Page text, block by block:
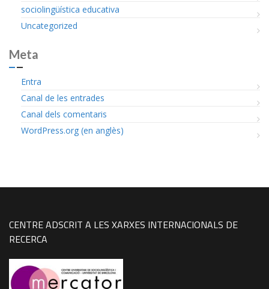
sociolingüística educativa
Uncategorized
Meta
Entra
Canal de les entrades
Canal dels comentaris
WordPress.org (en anglès)
CENTRE ADSCRIT A LES XARXES INTERNACIONALS DE
RECERCA